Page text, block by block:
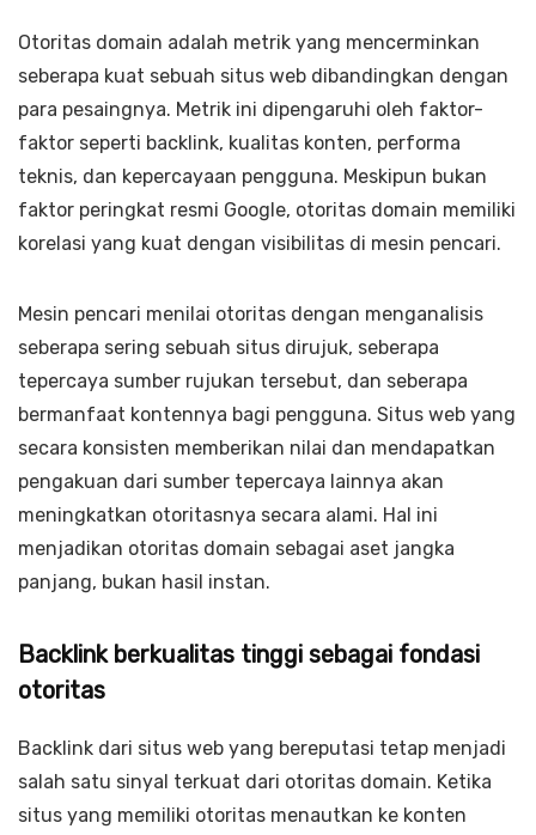
Otoritas domain adalah metrik yang mencerminkan
seberapa kuat sebuah situs web dibandingkan dengan
para pesaingnya. Metrik ini dipengaruhi oleh faktor-
faktor seperti backlink, kualitas konten, performa
teknis, dan kepercayaan pengguna. Meskipun bukan
faktor peringkat resmi Google, otoritas domain memiliki
korelasi yang kuat dengan visibilitas di mesin pencari.
Mesin pencari menilai otoritas dengan menganalisis
seberapa sering sebuah situs dirujuk, seberapa
tepercaya sumber rujukan tersebut, dan seberapa
bermanfaat kontennya bagi pengguna. Situs web yang
secara konsisten memberikan nilai dan mendapatkan
pengakuan dari sumber tepercaya lainnya akan
meningkatkan otoritasnya secara alami. Hal ini
menjadikan otoritas domain sebagai aset jangka
panjang, bukan hasil instan.
Backlink berkualitas tinggi sebagai fondasi
otoritas
Backlink dari situs web yang bereputasi tetap menjadi
salah satu sinyal terkuat dari otoritas domain. Ketika
situs yang memiliki otoritas menautkan ke konten